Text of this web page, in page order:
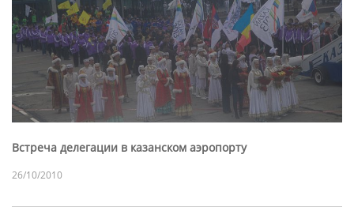
Встреча делегации в казанском аэропорту
26/10/2010